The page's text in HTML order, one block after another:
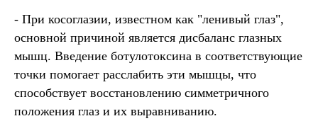
- При косоглазии, известном как "ленивый глаз",
основной причиной является дисбаланс глазных
мышц. Введение ботулотоксина в соответствующие
точки помогает расслабить эти мышцы, что
способствует восстановлению симметричного
положения глаз и их выравниванию.